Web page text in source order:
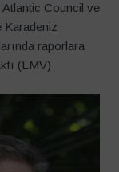
Atlantic Council ve
Karadeniz
raporlara
(LMV)